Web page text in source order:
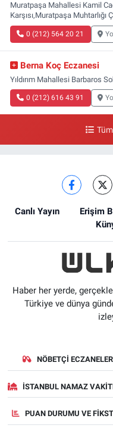
Muratpaşa Mahallesi Kamil
Karşısı,Muratpaşa Muhtarlığı
0 (212) 564 20 21
Berna Koç Eczanesi
Yıldırım Mahallesi Barbaros
0 (212) 616 43 91
Canlı Yayın Erişim
Haber her yerde,
Türkiye ve dünya
NÖBETÇI ECZANELER
İSTANBUL NAMAZ
PUAN DURUMU VE